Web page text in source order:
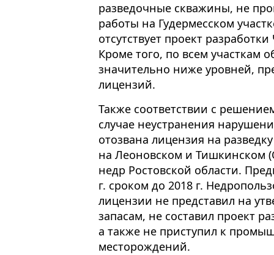
разведочные скважины, не
работы на Гудермесском
отсутствует проект
Кроме того, по всем участкам
значительно ниже уровней,
лицензий.
Также соответствии с
случае неустранения
отозвана лицензия на
на Леоновском и Тишкинском
недр Ростовской области.
г. сроком до 2018 г.
лицензии не представил на
запасам, не составил проект
а также не приступил к
месторождений.